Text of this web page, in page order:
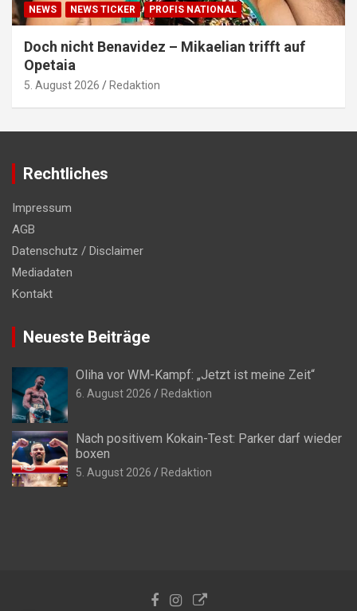
NEWS NEWS TICKER PROFIS NATIONAL
Doch nicht Benavidez – Mikaelian trifft auf
Opetaia
5. August 2026 Redaktion
Rechtliches
Impressum
AGB
Datenschutz / Disclaimer
Mediadaten
Kontakt
Neueste Beiträge
Oliha vor WM-Kampf: „Jetzt ist meine Zeit“
6. August 2026 Redaktion
Nach positivem Kokain-Test: Parker darf wieder
boxen
5. August 2026 Redaktion